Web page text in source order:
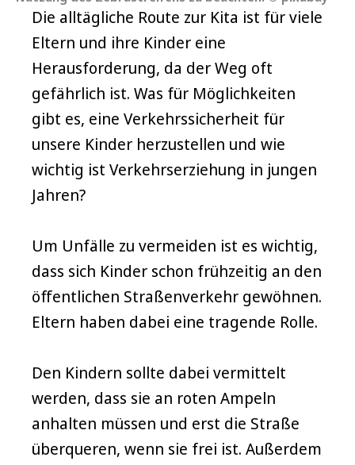
Die alltägliche Route zur Kita ist für viele
Eltern und ihre Kinder eine
Herausforderung, da der Weg oft
gefährlich ist. Was für Möglichkeiten
gibt es, eine Verkehrssicherheit für
unsere Kinder herzustellen und wie
wichtig ist Verkehrserziehung in jungen
Jahren?
Um Unfälle zu vermeiden ist es wichtig,
dass sich Kinder schon frühzeitig an den
öffentlichen Straßenverkehr gewöhnen.
Eltern haben dabei eine tragende Rolle.
Den Kindern sollte dabei vermittelt
werden, dass sie an roten Ampeln
anhalten müssen und erst die Straße
überqueren, wenn sie frei ist. Außerdem